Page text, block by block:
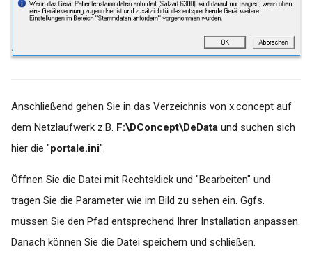
Anschließend gehen Sie in das Verzeichnis von x.concept auf
dem Netzlaufwerk z.B. F:\DConcept\DeData und suchen sich
hier die "portale.ini".
Öffnen Sie die Datei mit Rechtsklick und "Bearbeiten" und
tragen Sie die Parameter wie im Bild zu sehen ein. Ggfs.
müssen Sie den Pfad entsprechend Ihrer Installation anpassen.
Danach können Sie die Datei speichern und schließen.